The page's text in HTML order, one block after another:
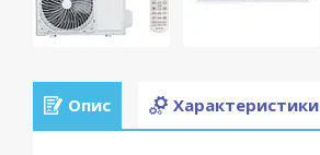
Опис Характеристики